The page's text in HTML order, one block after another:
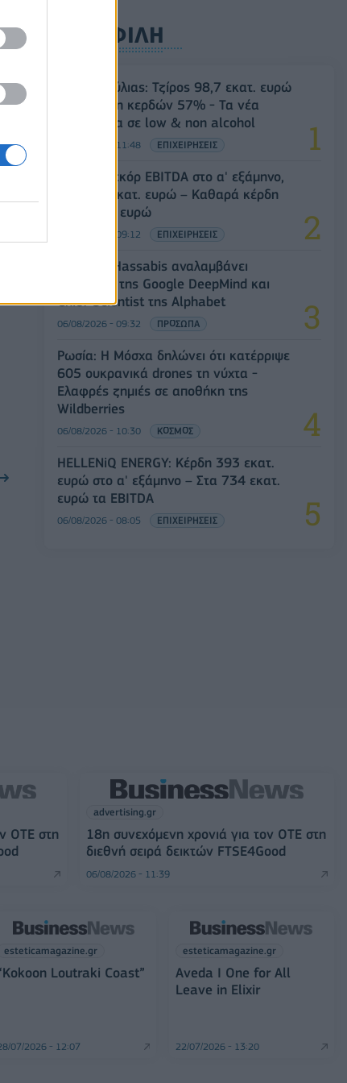
ΔΗΜΟΦΙΛΗ
Β.Σ. Καρούλιας: Τζίρος 98,7 εκατ. ευρώ
και αύξηση κερδών 57% - Τα νέα
στοιχήματα σε low & non alcohol
06/08/2026 - 11:48 ΕΠΙΧΕΙΡΗΣΕΙΣ
Metlen: Ρεκόρ EBITDA στο α' εξάμηνο,
στα 550 εκατ. ευρώ – Καθαρά κέρδη
313 εκατ. ευρώ
06/08/2026 - 09:12 ΕΠΙΧΕΙΡΗΣΕΙΣ
Ο Demis Hassabis αναλαμβάνει
Πρόεδρος της Google DeepMind και
Chief Scientist της Alphabet
06/08/2026 - 09:32 ΠΡΟΣΩΠΑ
Ρωσία: Η Μόσχα δηλώνει ότι κατέρριψε
605 ουκρανικά drones τη νύχτα -
Ελαφρές ζημιές σε αποθήκη της
Wildberries
06/08/2026 - 10:30 ΚΟΣΜΟΣ
HELLENiQ ENERGY: Κέρδη 393 εκατ.
ευρώ στο α' εξάμηνο – Στα 734 εκατ.
ευρώ τα EBITDA
06/08/2026 - 08:05 ΕΠΙΧΕΙΡΗΣΕΙΣ
ΟΤΕ στη
advertising.gr
18η συνεχόμενη χρονιά για τον ΟΤΕ στη
διεθνή σειρά δεικτών FTSE4Good
06/08/2026 - 11:39
esteticamagazine.gr
Loutraki Coast”
07/2026 - 12:07
esteticamagazine.gr
Aveda I One for All
Leave in Elixir
22/07/2026 - 13:20